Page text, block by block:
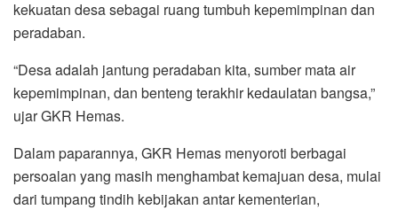
kekuatan desa sebagai ruang tumbuh kepemimpinan dan
peradaban.
“Desa adalah jantung peradaban kita, sumber mata air
kepemimpinan, dan benteng terakhir kedaulatan bangsa,”
ujar GKR Hemas.
Dalam paparannya, GKR Hemas menyoroti berbagai
persoalan yang masih menghambat kemajuan desa, mulai
dari tumpang tindih kebijakan antar kementerian,